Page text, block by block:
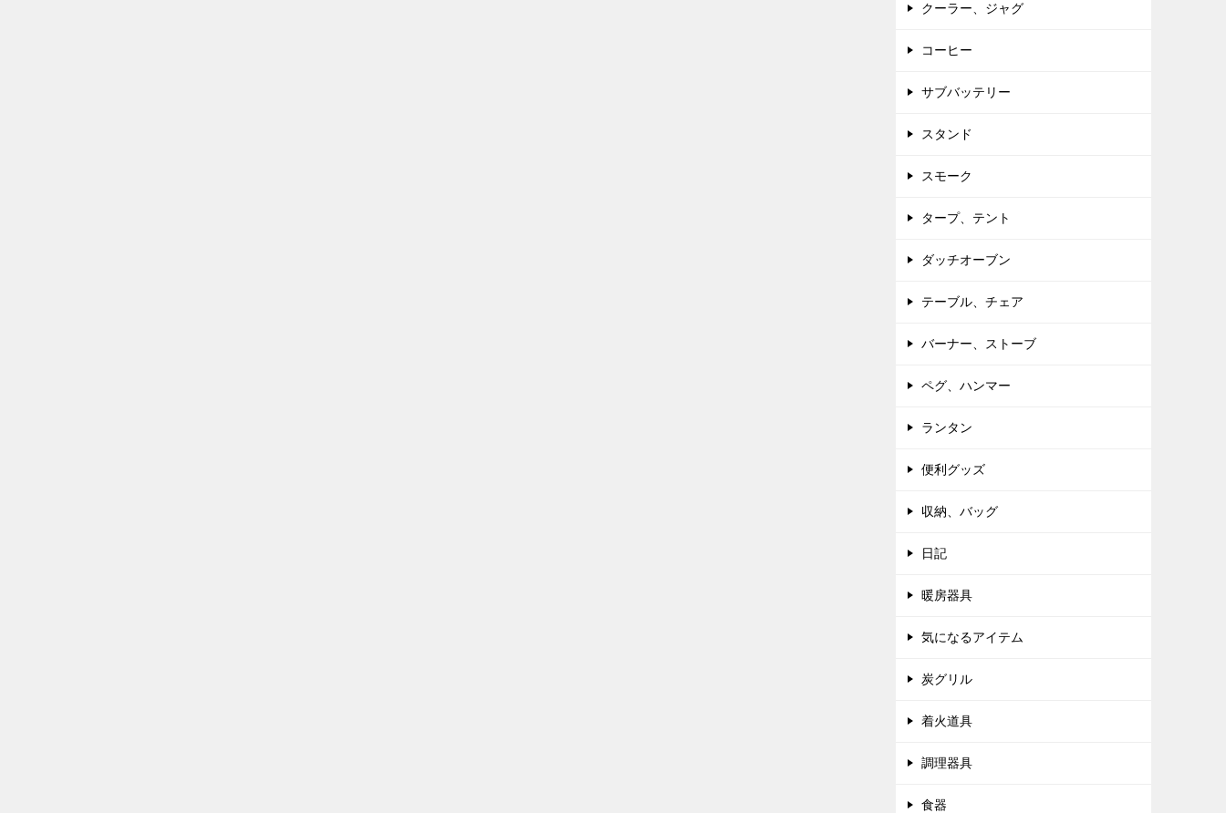
クーラー、ジャグ
コーヒー
サブバッテリー
スタンド
スモーク
タープ、テント
ダッチオーブン
テーブル、チェア
バーナー、ストーブ
ペグ、ハンマー
ランタン
便利グッズ
収納、バッグ
日記
暖房器具
気になるアイテム
炭グリル
着火道具
調理器具
食器